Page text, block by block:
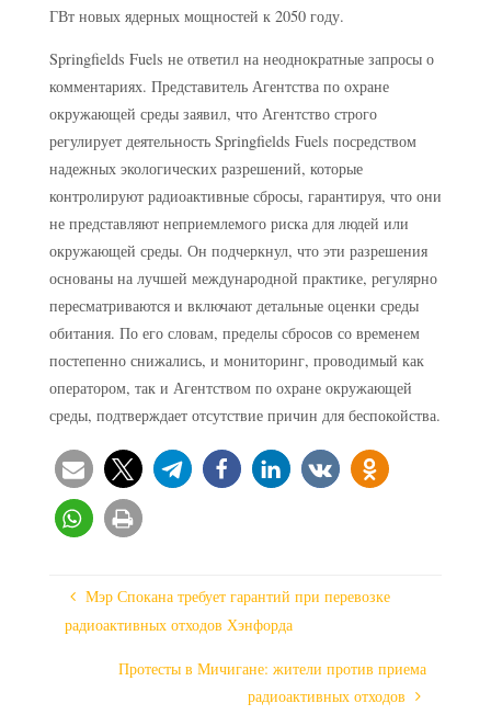
ГВт новых ядерных мощностей к 2050 году.
Springfields Fuels не ответил на неоднократные запросы о
комментариях. Представитель Агентства по охране
окружающей среды заявил, что Агентство строго
регулирует деятельность Springfields Fuels посредством
надежных экологических разрешений, которые
контролируют радиоактивные сбросы, гарантируя, что они
не представляют неприемлемого риска для людей или
окружающей среды. Он подчеркнул, что эти разрешения
основаны на лучшей международной практике, регулярно
пересматриваются и включают детальные оценки среды
обитания. По его словам, пределы сбросов со временем
постепенно снижались, и мониторинг, проводимый как
оператором, так и Агентством по охране окружающей
среды, подтверждает отсутствие причин для беспокойства.
Мэр Спокана требует гарантий при перевозке
радиоактивных отходов Хэнфорда
Протесты в Мичигане: жители против приема
радиоактивных отходов